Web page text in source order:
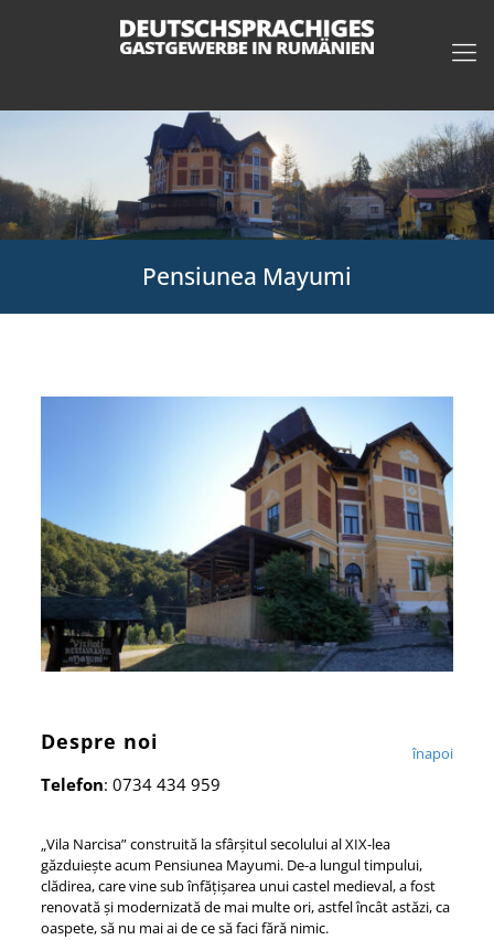
Pensiunea Mayumi
înapoi
Despre noi
Telefon: 0734 434 959
„Vila Narcisa” construită la sfârșitul secolului al XIX-lea
găzduiește acum Pensiunea Mayumi. De-a lungul timpului,
clădirea, care vine sub înfățișarea unui castel medieval, a fost
renovată și modernizată de mai multe ori, astfel încât astăzi, ca
oaspete, să nu mai ai de ce să faci fără nimic.